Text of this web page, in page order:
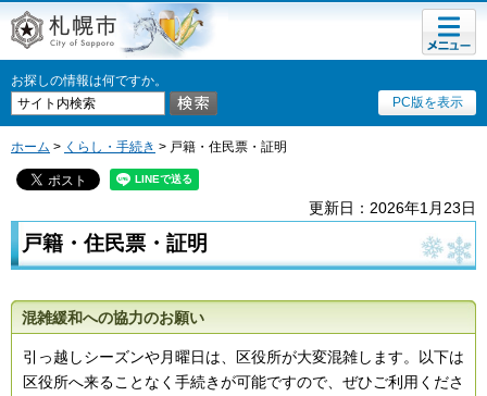
札幌市
お探しの情報は何ですか。
PC版を表示
メニュ
ー
ホーム > くらし・手続き > 戸籍・住民票・証明
更新日：2026年1月23日
戸籍・住民票・証明
混雑緩和への協力のお願い
引っ越しシーズンや月曜日は、区役所が大変混雑します。以下は
区役所へ来ることなく手続きが可能ですので、ぜひご利用くださ